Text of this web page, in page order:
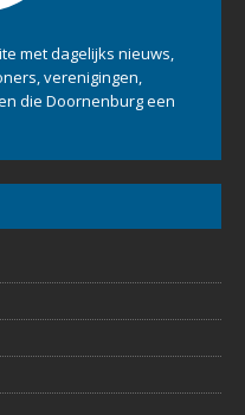
met dagelijks nieuws,
verenigingen,
die Doornenburg een